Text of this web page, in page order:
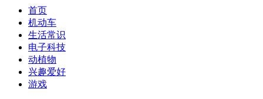
首页
机动车
生活常识
电子科技
动植物
兴趣爱好
游戏